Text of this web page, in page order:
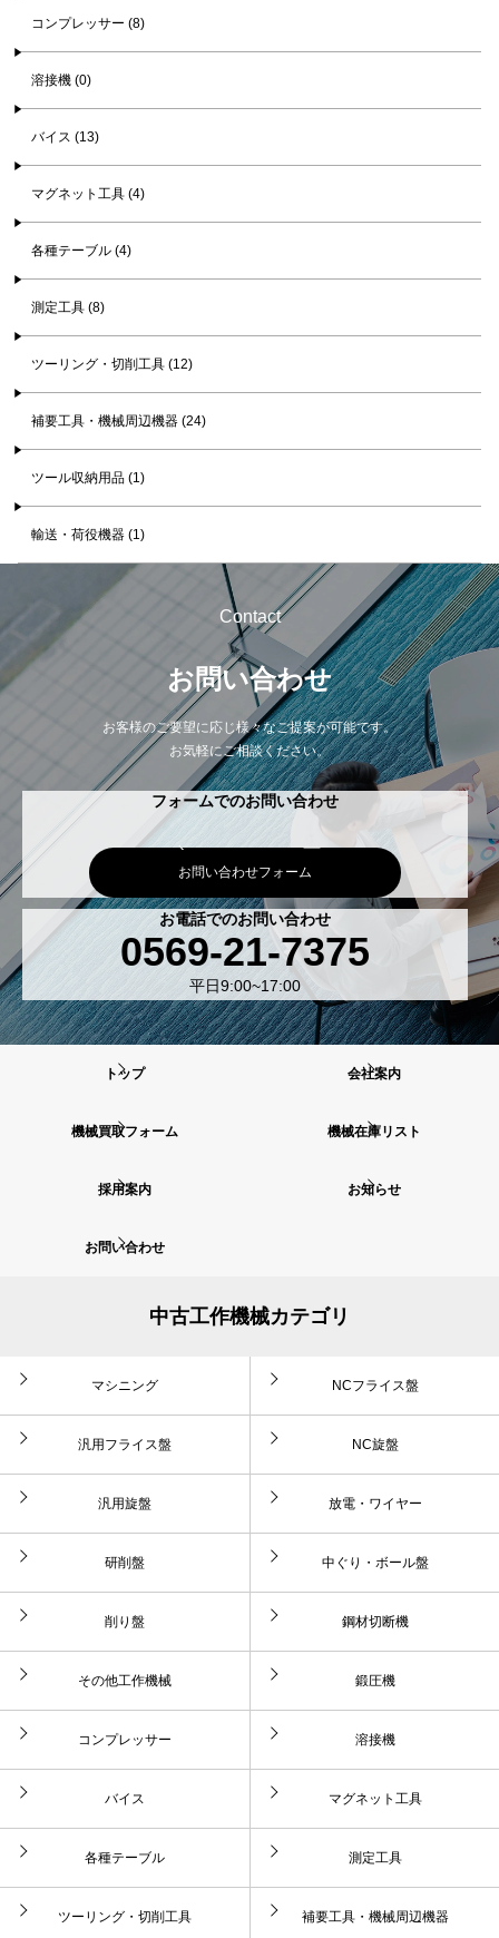
コンプレッサー (8)
溶接機 (0)
バイス (13)
マグネット工具 (4)
各種テーブル (4)
測定工具 (8)
ツーリング・切削工具 (12)
補要工具・機械周辺機器 (24)
ツール収納用品 (1)
輸送・荷役機器 (1)
Contact
お問い合わせ
お客様のご要望に応じ様々なご提案が可能です。
お気軽にご相談ください。
フォームでのお問い合わせ
お問い合わせフォーム
お電話でのお問い合わせ
0569-21-7375
平日9:00~17:00
トップ 会社案内
機械買取フォーム 機械在庫リスト
採用案内 お知らせ
お問い合わせ
中古工作機械カテゴリ
マシニング NCフライス盤
汎用フライス盤 NC旋盤
汎用旋盤 放電・ワイヤー
研削盤 中ぐり・ボール盤
削り盤 鋼材切断機
その他工作機械 鍛圧機
コンプレッサー 溶接機
バイス マグネット工具
各種テーブル 測定工具
ツーリング・切削工具 補要工具・機械周辺機器